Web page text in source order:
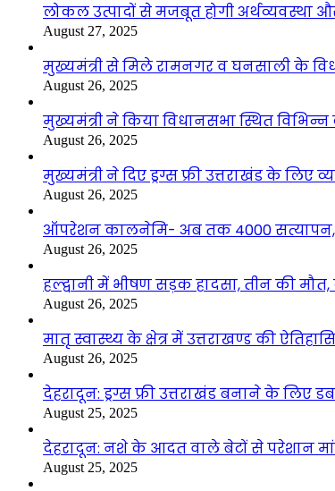
लोकल उत्पादों से मजबूत होगी अर्थव्यवस्था
August 27, 2025
मुख्यमंत्री से मिले रामनगर व घनसाली के
August 26, 2025
मुख्यमंत्री ने किया विधानसभा स्थित विभिन्न
August 26, 2025
मुख्यमंत्री ने दिए ड्रग्स फ्री उत्तराखंड के
August 26, 2025
ऑपरेशन कालनेमि- अब तक 4000 सत्यापन,
August 26, 2025
हल्द्वानी में भीषण सड़क हादसा, तीन की
August 26, 2025
मातृ स्वास्थ्य के क्षेत्र में उत्तराखण्ड की
August 26, 2025
देहरादून: ड्रग्स फ्री उत्तराखंड बनाने के
August 25, 2025
देहरादून: नशे के आदत वाले बेटों से परेशान
August 25, 2025